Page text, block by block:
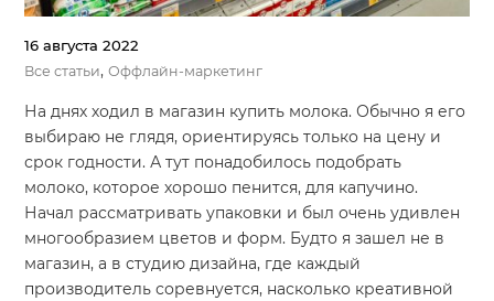
16 августа 2022
Все статьи,Оффлайн-маркетинг
На днях ходил в магазин купить молока. Обычно я его
выбираю не глядя, ориентируясь только на цену и
срок годности. А тут понадобилось подобрать
молоко, которое хорошо пенится, для капучино.
Начал рассматривать упаковки и был очень удивлен
многообразием цветов и форм. Будто я зашел не в
магазин, а в студию дизайна, где каждый
производитель соревнуется, насколько креативной